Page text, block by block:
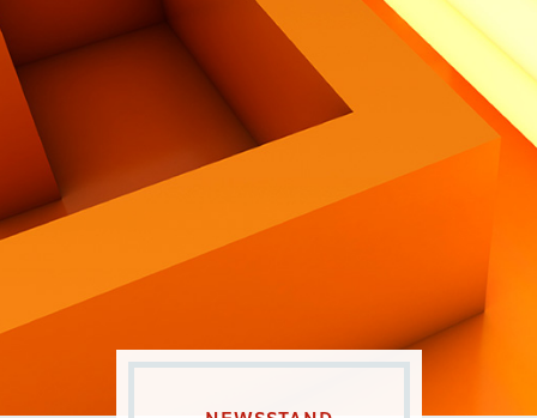
Lavora con noi
Contatti